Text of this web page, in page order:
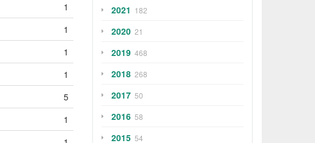
1
1
1
1
5
1
2021 182
2020 21
2019 468
2018 268
2017 50
2016 58
2015 54